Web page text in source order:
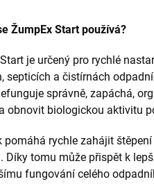
ŽumpEx Start používá?
je určený pro rychlé
septicích a čistírnách
správně, zapáchá,
obnovit biologickou aktivitu
pomáhá rychle zahájit
Díky tomu může přispět k
fungování celého